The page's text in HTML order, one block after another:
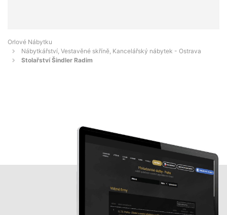
Orlové Nábytku
Nábytkářství, Vestavěné skříně, Kancelářský nábytek - Ostrava
Stolařství Šindler Radim